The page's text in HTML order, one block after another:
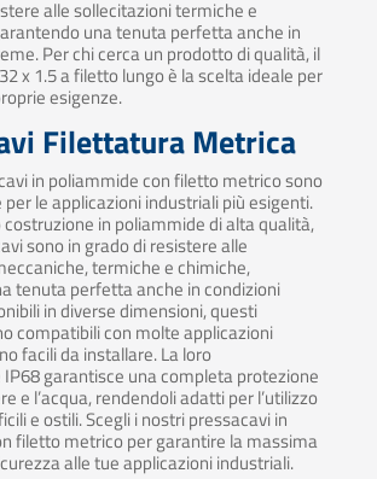
alle sollecitazioni termiche e
una tenuta perfetta anche in
Per chi cerca un prodotto di qualità, il
x 1.5 a filetto lungo è la scelta ideale per
esigenze.
Filettatura Metrica
in poliammide con filetto metrico sono
per le applicazioni industriali più esigenti.
costruzione in poliammide di alta qualità,
sono in grado di resistere alle
termiche e chimiche,
tenuta perfetta anche in condizioni
in diverse dimensioni, questi
compatibili con molte applicazioni
facili da installare. La loro
garantisce una completa protezione
e l’acqua, rendendoli adatti per l’utilizzo
e ostili. Scegli i nostri pressacavi in
filetto metrico per garantire la massima
alle tue applicazioni industriali.